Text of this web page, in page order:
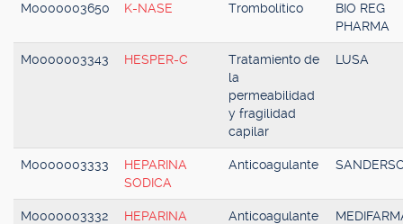
M0000003650 K-NASE Trombolítico
BIO REG
PHARMA
M0000003343 HESPER-C
Tratamiento de
la
permeabilidad
y fragilidad
capilar
LUSA
M0000003333
HEPARINA
SODICA
Anticoagulante
M0000003332
HEPARINA
Anticoagulante